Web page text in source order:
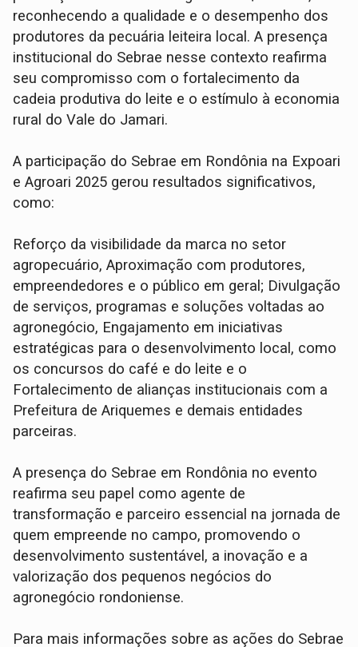
reconhecendo a qualidade e o desempenho dos
produtores da pecuária leiteira local. A presença
institucional do Sebrae nesse contexto reafirma
seu compromisso com o fortalecimento da
cadeia produtiva do leite e o estímulo à economia
rural do Vale do Jamari.
A participação do Sebrae em Rondônia na Expoari
e Agroari 2025 gerou resultados significativos,
como:
Reforço da visibilidade da marca no setor
agropecuário, Aproximação com produtores,
empreendedores e o público em geral; Divulgação
de serviços, programas e soluções voltadas ao
agronegócio, Engajamento em iniciativas
estratégicas para o desenvolvimento local, como
os concursos do café e do leite e o
Fortalecimento de alianças institucionais com a
Prefeitura de Ariquemes e demais entidades
parceiras.
A presença do Sebrae em Rondônia no evento
reafirma seu papel como agente de
transformação e parceiro essencial na jornada de
quem empreende no campo, promovendo o
desenvolvimento sustentável, a inovação e a
valorização dos pequenos negócios do
agronegócio rondoniense.
Para mais informações sobre as ações do Sebrae